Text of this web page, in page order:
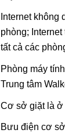
Internet không
phòng;
tất cả các
Phòng máy
Trung tâm
Cơ sở giặt là ở
Bưu điện cơ